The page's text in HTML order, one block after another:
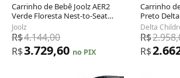
Carrinho de Bebê Joolz AER2
Verde Floresta Nest-to-Seat
Recém-nascido a 15 kg
Joolz
R$4.144,00
R$3.729,60 no PIX
Carrinho
Preto
Dobrável
Meses a
Delta
R$
R$
Adicionar ao carrinho